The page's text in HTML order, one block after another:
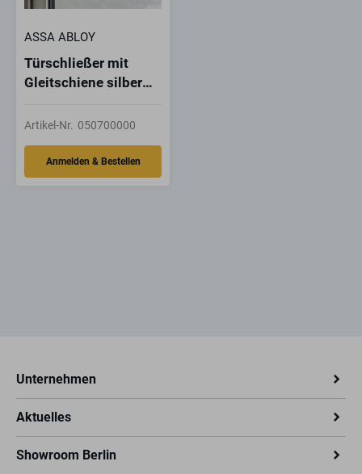
ASSA ABLOY
Türschließer mit
Gleitschiene silber
Close-Motion
Artikel-Nr. 050700000
Unternehmen
Aktuelles
Showroom Berlin